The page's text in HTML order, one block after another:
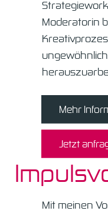
Moderatorin
Mehr
Jetzt
Mit meinen